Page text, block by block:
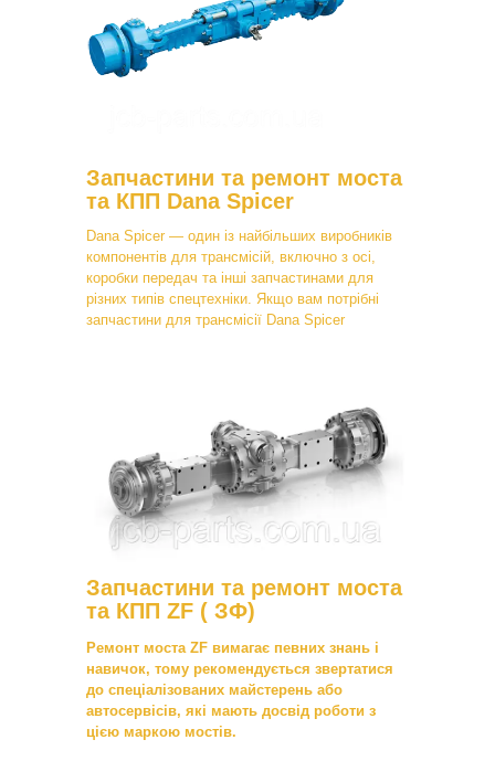
Запчастини та ремонт моста
та КПП Dana Spicer
Dana Spicer — один із найбільших виробників
компонентів для трансмісій, включно з осі,
коробки передач та інші запчастинами для
різних типів спецтехніки. Якщо вам потрібні
запчастини для трансмісії Dana Spicer
Запчастини та ремонт моста
та КПП ZF ( ЗФ)
Ремонт моста ZF вимагає певних знань і
навичок, тому рекомендується звертатися
до спеціалізованих майстерень або
автосервісів, які мають досвід роботи з
цією маркою мостів.